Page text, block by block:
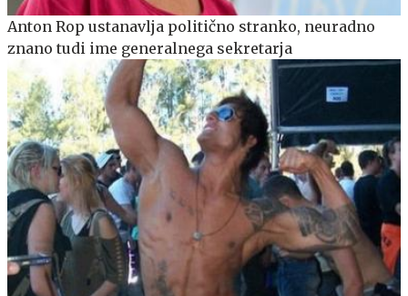
Anton Rop ustanavlja politično stranko, neuradno
znano tudi ime generalnega sekretarja